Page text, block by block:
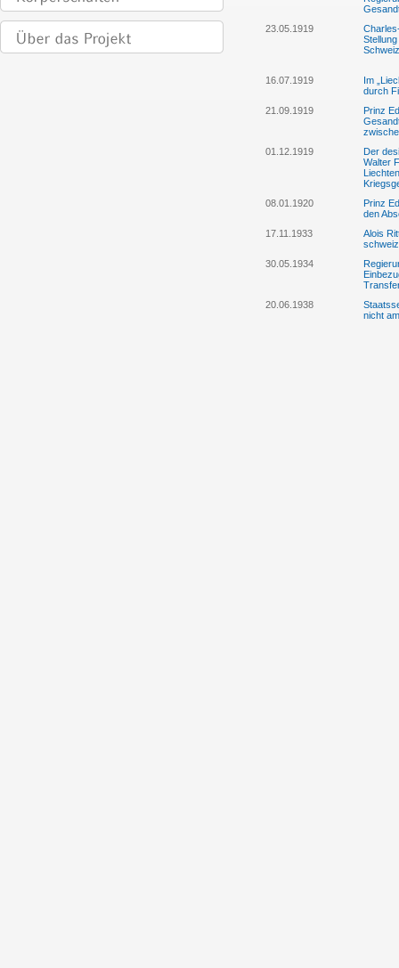
23.05.1919
Schweiz
16.07.1919
Im
durch
21.09.1919
Prinz
01.12.1919
Der
Walter
08.01.1920
Prinz
den
17.11.1933
Alois
30.05.1934
20.06.1938
nicht